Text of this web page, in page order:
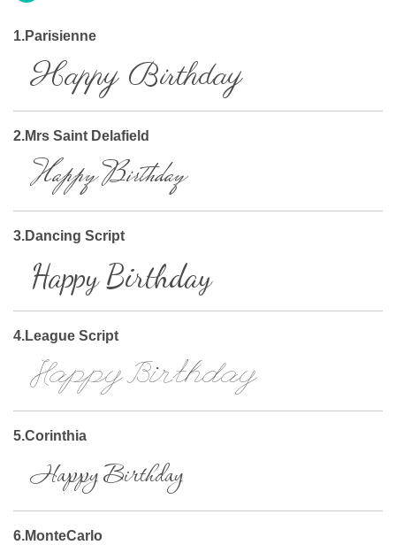
1.Parisienne
Happy Birthday
2.Mrs Saint Delafield
Happy Birthday
3.Dancing Script
Happy Birthday
4.League Script
Happy Birthday
5.Corinthia
Happy Birthday
6.MonteCarlo